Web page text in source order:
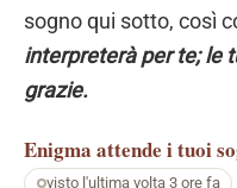
sogno qui sotto, così
interpreterà per te; le
grazie.
Enigma attende i tuoi
visto l'ultima volta 3 ore fa